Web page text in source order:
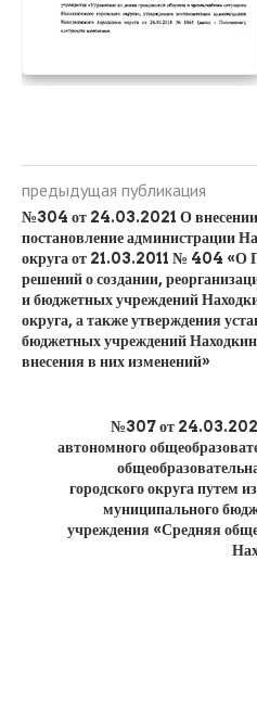
предыдущая публикация
№304 от 24.03.2021 О внесении
постановление администрации
округа от 21.03.2011 № 404 «О
решений о создании,
и бюджетных учреждений
округа, а также утверждения
бюджетных учреждений
внесения в них изменений»
№307 от 24.03.2021
автономного
городского округа путем
муниципального
учреждения «Средняя